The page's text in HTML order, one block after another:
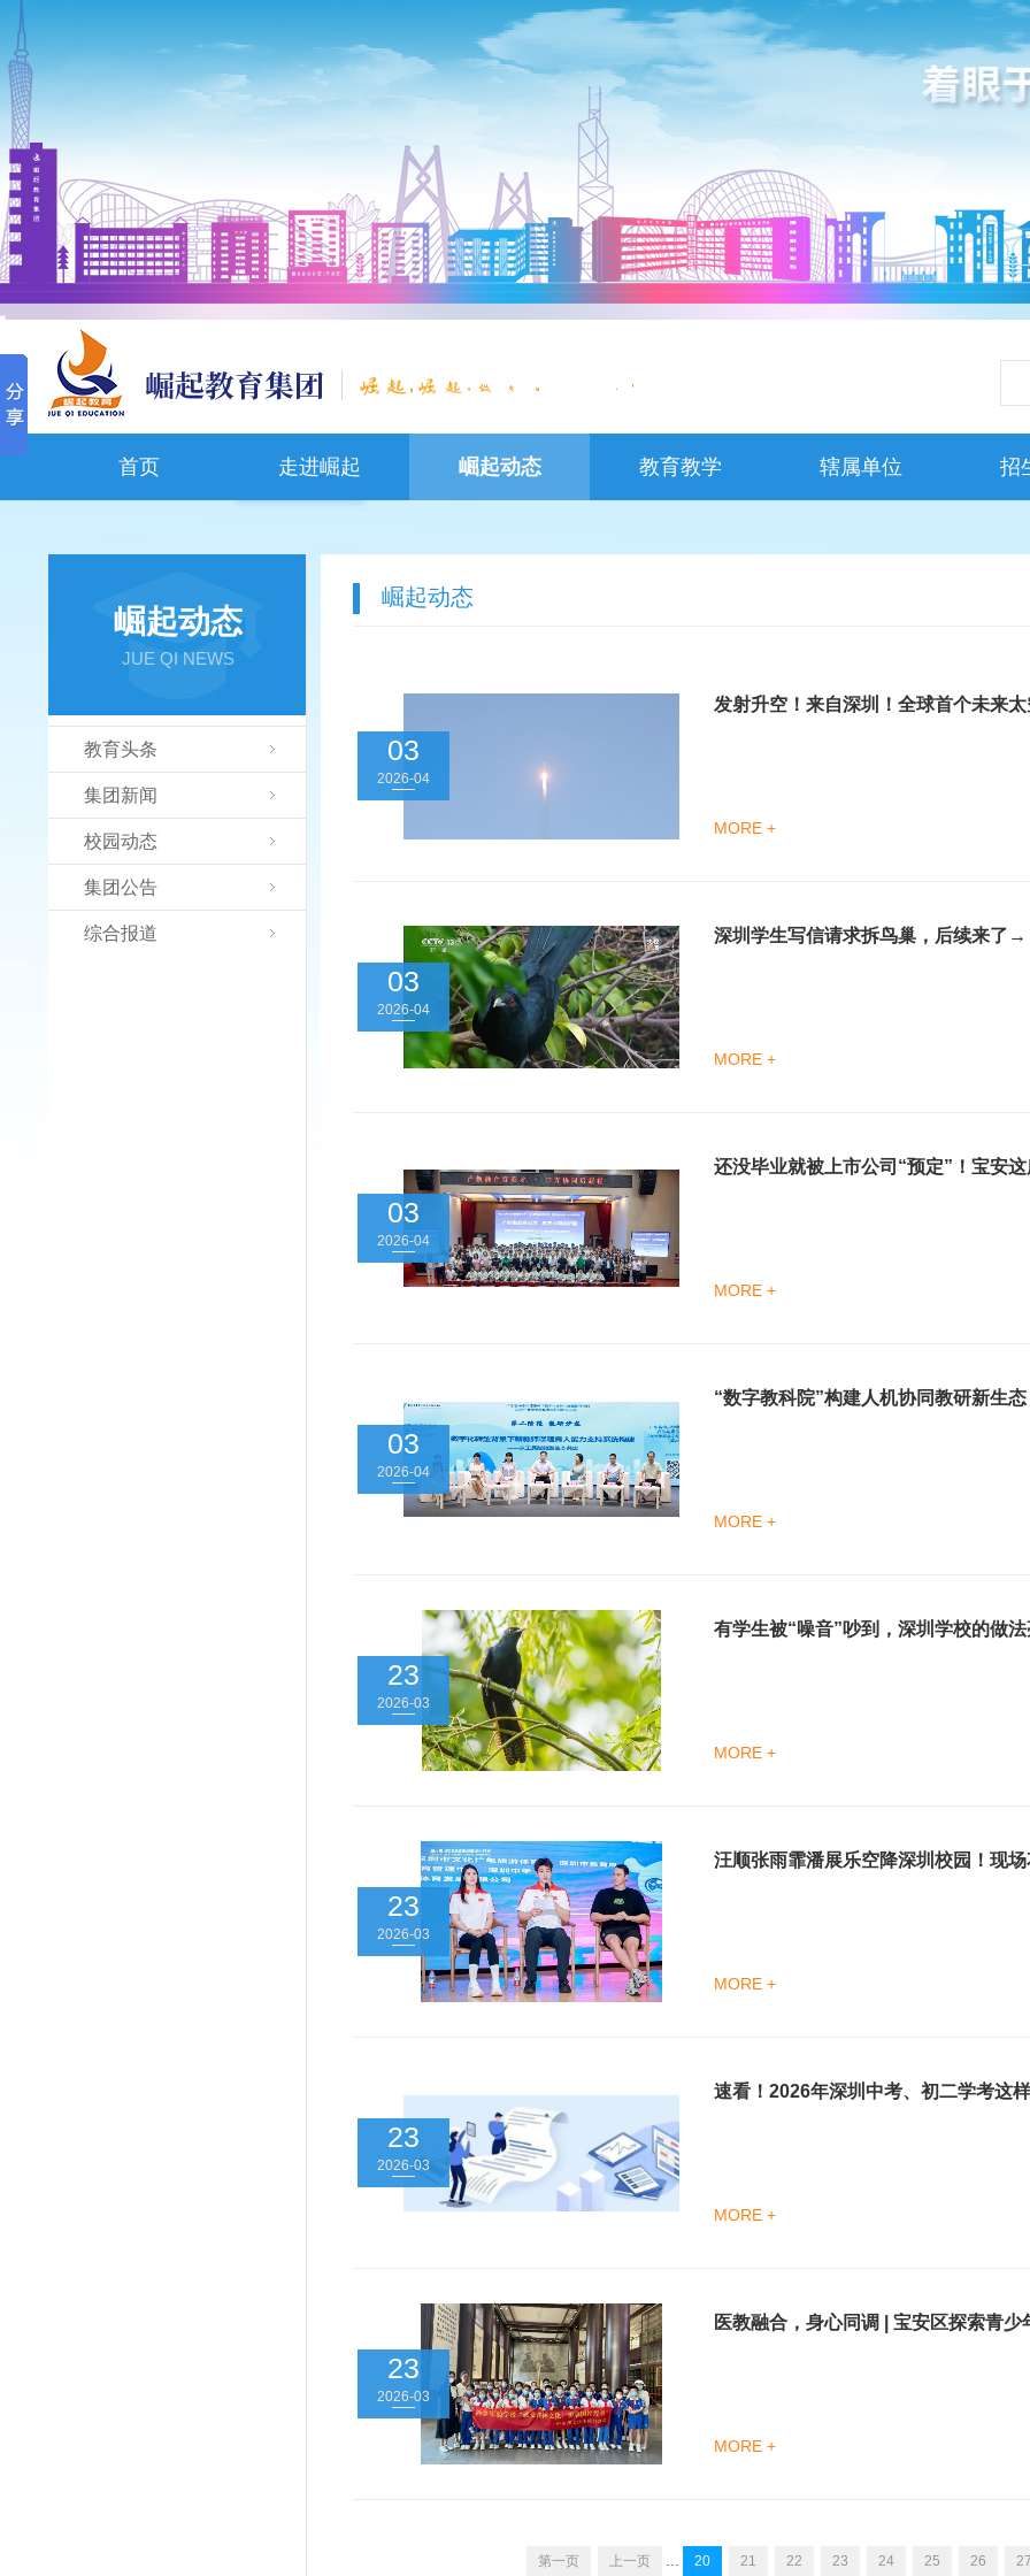
, ,
首页 走进崛起 崛起动态 教育教学 辖属单位 招
崛起动态
JUE QI NEWS
教育头条
集团新闻
校园动态
集团公告
综合报道
崛起动态
03
2026-04
发射升空！来自深圳！全球首个未来
MORE +
03
2026-04
深圳学生写信请求拆鸟巢，后续来了→
MORE +
03
2026-04
还没毕业就被上市公司“预定”！宝安
MORE +
03
2026-04
“数字教科院”构建人机协同教研新生态
MORE +
23
2026-03
有学生被“噪音”吵到，深圳学校的做法
MORE +
23
2026-03
汪顺张雨霏潘展乐空降深圳校园！现
MORE +
23
2026-03
速看！2026年深圳中考、初二学考这样
MORE +
23
2026-03
医教融合，身心同调 | 宝安区探索青少
MORE +
第一页 上一页 ... 20 21 22 23 24 25 26 27